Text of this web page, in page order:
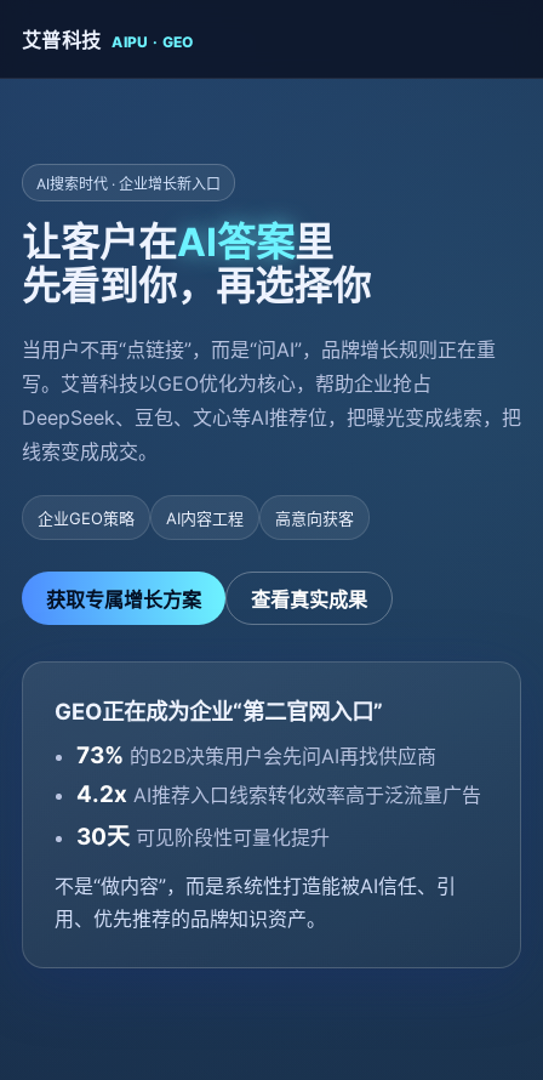
艾普科技 AIPU · GEO
AI搜索时代 · 企业增长新入口
让客户在AI答案里
先看到你，再选择你
当用户不再“点链接”，而是“问AI”，品牌增长规则正在重
写。艾普科技以GEO优化为核心，帮助企业抢占
DeepSeek、豆包、文心等AI推荐位，把曝光变成线索，把
线索变成成交。
企业GEO策略 AI内容工程 高意向获客
获取专属增长方案 查看真实成果
GEO正在成为企业“第二官网入口”
73% 的B2B决策用户会先问AI再找供应商
4.2x AI推荐入口线索转化效率高于泛流量广告
30天可见阶段性可量化提升
不是“做内容”，而是系统性打造能被AI信任、引
用、优先推荐的品牌知识资产。